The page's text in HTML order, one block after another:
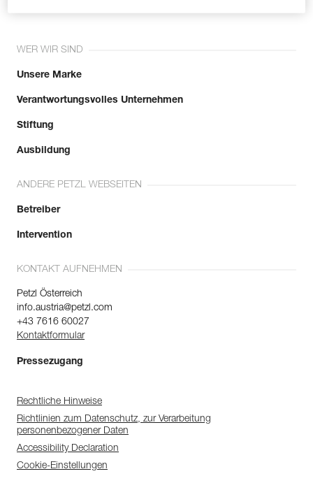
WER WIR SIND
Unsere Marke
Verantwortungsvolles Unternehmen
Stiftung
Ausbildung
ANDERE PETZL WEBSEITEN
Betreiber
Intervention
KONTAKT AUFNEHMEN
Petzl Österreich
info.austria@petzl.com
+43 7616 60027
Kontaktformular
Pressezugang
Rechtliche Hinweise
Richtlinien zum Datenschutz, zur Verarbeitung
personenbezogener Daten
Accessibility Declaration
Cookie-Einstellungen